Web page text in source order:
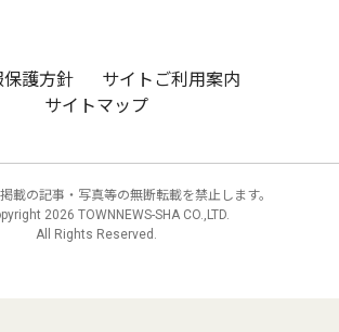
保護方針
サイトご利用案内
サイトマップ
載の記事・写真等の無断転載を禁止します。
2026 TOWNNEWS-SHA CO.,LTD.
All Rights Reserved.